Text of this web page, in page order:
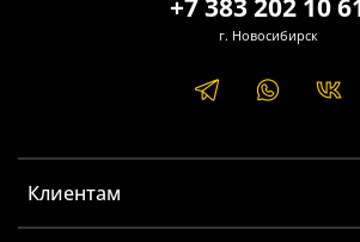
Клиентам
+7 383 202 10
г. Новосибирск